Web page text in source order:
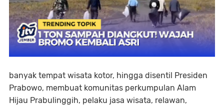
banyak tempat wisata kotor, hingga disentil Presiden
Prabowo, membuat komunitas perkumpulan Alam
Hijau Prabulinggih, pelaku jasa wisata, relawan,